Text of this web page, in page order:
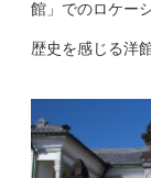
館」でのロケー
歴史を感じる洋